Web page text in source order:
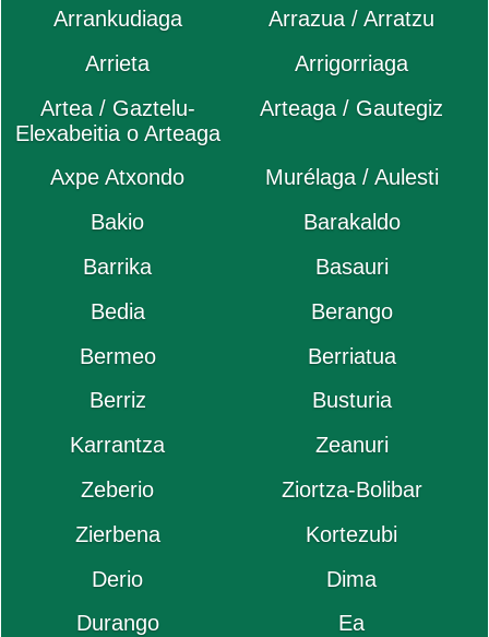
Arrankudiaga
Arrazua / Arratzu
Arrieta
Arrigorriaga
Artea / Gaztelu-
Elexabeitia o Arteaga
Arteaga / Gautegiz
Axpe Atxondo
Murélaga / Aulesti
Bakio
Barakaldo
Barrika
Basauri
Bedia
Berango
Bermeo
Berriatua
Berriz
Busturia
Karrantza
Zeanuri
Zeberio
Ziortza-Bolibar
Zierbena
Kortezubi
Derio
Dima
Durango
Ea